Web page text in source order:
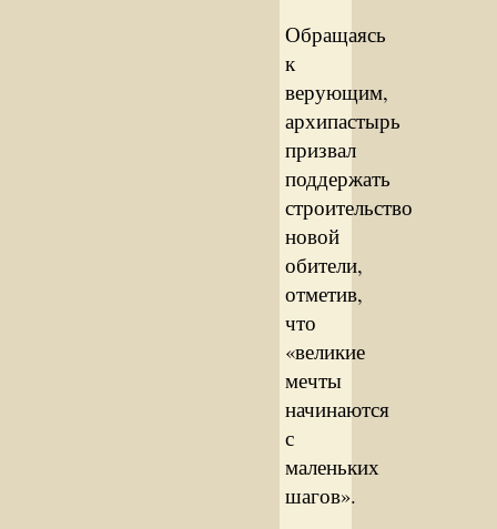
Обращаясь
к
верующим,
архипастырь
призвал
поддержать
строительство
новой
обители,
отметив,
что
«великие
мечты
начинаются
с
маленьких
шагов».